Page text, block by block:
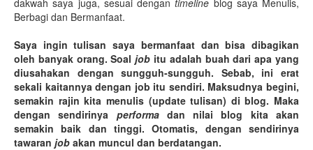
dakwah saya juga, sesuai dengantimeline blog saya Menulis,
Berbagi dan Bermanfaat.
Saya ingin tulisan saya bermanfaat dan bisa dibagikan
oleh banyak orang. Soaljob itu adalah buah dari apa yang
diusahakan dengan sungguh-sungguh. Sebab, ini erat
sekali kaitannya dengan job itu sendiri. Maksudnya begini,
semakin rajin kita menulis (update tulisan) di blog. Maka
dengan sendirinya performadan nilai blog kita akan
semakin baik dan tinggi. Otomatis, dengan sendirinya
tawaran job akan muncul dan berdatangan.